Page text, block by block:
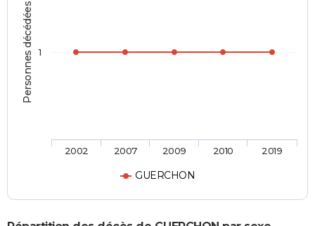
Personnes décédées
GUERCHON
2002 2007 2009 2010 2019
1